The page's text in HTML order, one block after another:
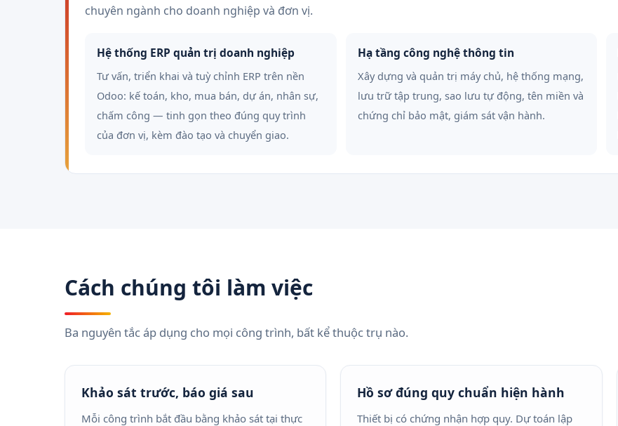
chuyên ngành cho doanh nghiệp và đơn vị.
Hệ thống ERP quản trị doanh nghiệp
Tư vấn, triển khai và tuỳ chỉnh ERP trên nền
Odoo: kế toán, kho, mua bán, dự án, nhân sự,
chấm công — tinh gọn theo đúng quy trình
của đơn vị, kèm đào tạo và chuyển giao.
Hạ tầng công nghệ thông tin
Xây dựng và quản trị máy chủ, hệ thống mạng,
lưu trữ tập trung, sao lưu tự động, tên miền và
chứng chỉ bảo mật, giám sát vận hành.
Cách chúng tôi làm việc
Ba nguyên tắc áp dụng cho mọi công trình, bất kể thuộc trụ nào.
Khảo sát trước, báo giá sau
Mỗi công trình bắt đầu bằng khảo sát tại thực
Hồ sơ đúng quy chuẩn hiện hành
Thiết bị có chứng nhận hợp quy. Dự toán lập